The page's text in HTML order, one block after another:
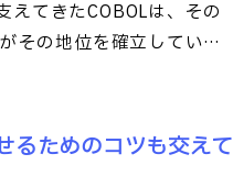
てきたCOBOLは、その
その地位を確立していま
るためのコツも交えて